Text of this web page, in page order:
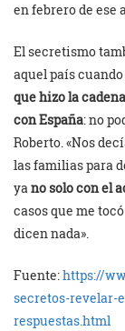
en febrero de ese
El secretismo
aquel país cuando
que hizo la
con España: no
Roberto. «Nos
las familias para
yano solo con el
casos que me
dicen nada».
Fuente:https://
secretos-revelar-
respuestas.html